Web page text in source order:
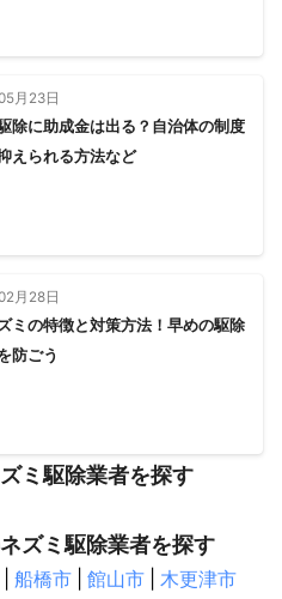
月23日
除に助成金は出る？自治体の制度
えられる方法など
月28日
ミの特徴と対策方法！早めの駆除
防ごう
ミ駆除業者を探す
ズミ駆除業者を探す
船橋市 館山市
木更津市